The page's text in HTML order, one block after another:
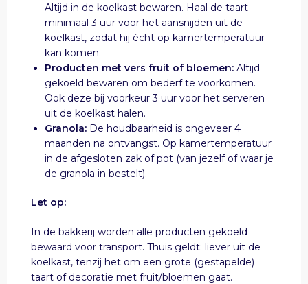
Altijd in de koelkast bewaren. Haal de taart
minimaal 3 uur voor het aansnijden uit de
koelkast, zodat hij écht op kamertemperatuur
kan komen.
Producten met vers fruit of bloemen: Altijd
gekoeld bewaren om bederf te voorkomen.
Ook deze bij voorkeur 3 uur voor het serveren
uit de koelkast halen.
Granola: De houdbaarheid is ongeveer 4
maanden na ontvangst. Op kamertemperatuur
in de afgesloten zak of pot (van jezelf of waar je
de granola in bestelt).
Let op:
In de bakkerij worden alle producten gekoeld
bewaard voor transport. Thuis geldt: liever uit de
koelkast, tenzij het om een grote (gestapelde)
taart of decoratie met fruit/bloemen gaat.